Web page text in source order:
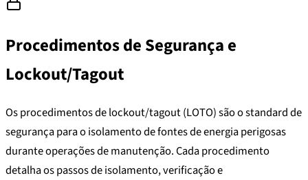
Procedimentos de Segurança e
Lockout/Tagout
Os procedimentos de lockout/tagout (LOTO) são o standard de
segurança para o isolamento de fontes de energia perigosas
durante operações de manutenção. Cada procedimento
detalha os passos de isolamento, verificação e